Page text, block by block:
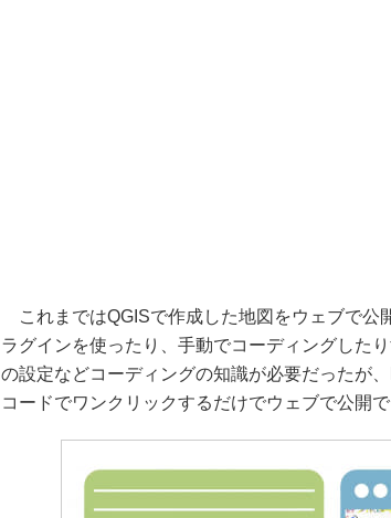
これまではQGISで作成した地図をウェブで公
ラグインを使ったり、手動でコーディングした
の設定などコーディングの知識が必要だったが
コードでワンクリックするだけでウェブで公開で